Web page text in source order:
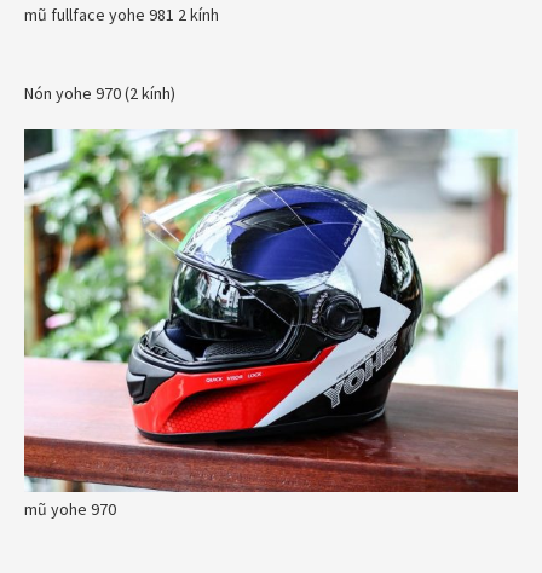
mũ fullface yohe 981 2 kính
Nón yohe 970 (2 kính)
mũ yohe 970